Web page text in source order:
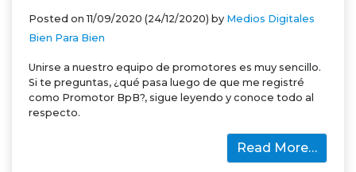
Posted on11/09/2020 (24/12/2020) by Medios Digitales
Bien Para Bien
Unirse a nuestro equipo de promotores es muy sencillo.
Si te preguntas, ¿qué pasa luego de que me registré
como Promotor BpB?, sigue leyendo y conoce todo al
respecto.
Read More…